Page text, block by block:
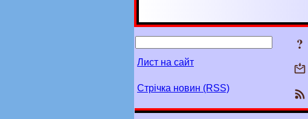
?
Лист на сайт
Стрічка новин (RSS)